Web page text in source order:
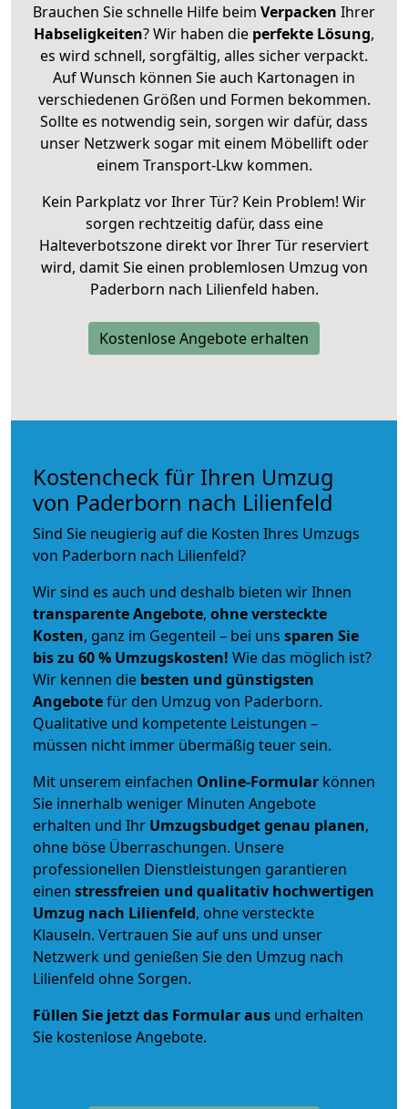
Brauchen Sie schnelle Hilfe beim Verpacken Ihrer
Habseligkeiten? Wir haben die perfekte Lösung,
es wird schnell, sorgfältig, alles sicher verpackt.
Auf Wunsch können Sie auch Kartonagen in
verschiedenen Größen und Formen bekommen.
Sollte es notwendig sein, sorgen wir dafür, dass
unser Netzwerk sogar mit einem Möbellift oder
einem Transport-Lkw kommen.
Kein Parkplatz vor Ihrer Tür? Kein Problem! Wir
sorgen rechtzeitig dafür, dass eine
Halteverbotszone direkt vor Ihrer Tür reserviert
wird, damit Sie einen problemlosen Umzug von
Paderborn nach Lilienfeld haben.
Kostenlose Angebote erhalten
Kostencheck für Ihren Umzug
von Paderborn nach Lilienfeld
Sind Sie neugierig auf die Kosten Ihres Umzugs
von Paderborn nach Lilienfeld?
Wir sind es auch und deshalb bieten wir Ihnen
transparente Angebote, ohne versteckte
Kosten, ganz im Gegenteil – bei uns sparen Sie
bis zu 60 % Umzugskosten! Wie das möglich ist?
Wir kennen die besten und günstigsten
Angebotefür den Umzug von Paderborn.
Qualitative und kompetente Leistungen –
müssen nicht immer übermäßig teuer sein.
Mit unserem einfachen Online-Formular können
Sie innerhalb weniger Minuten Angebote
erhalten und Ihr Umzugsbudgetgenau planen,
ohne böse Überraschungen. Unsere
professionellen Dienstleistungen garantieren
einen stressfreien und qualitativ hochwertigen
Umzug nach Lilienfeld, ohne versteckte
Klauseln. Vertrauen Sie auf uns und unser
Netzwerk und genießen Sie den Umzug nach
Lilienfeld ohne Sorgen.
Füllen Sie jetzt das Formular aus und erhalten
Sie kostenlose Angebote.